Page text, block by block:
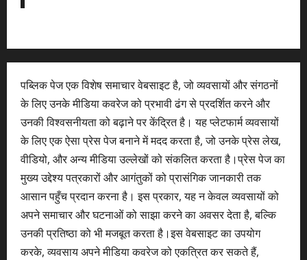
पब्लिक पेज एक विशेष समाचार वेबसाइट है, जो व्यवसायों और संगठनों
के लिए उनके मीडिया कवरेज को प्रभावी ढंग से प्रदर्शित करने और
उनकी विश्वसनीयता को बढ़ाने पर केंद्रित है। यह प्लेटफार्म व्यवसायों
के लिए एक ऐसा प्रेस पेज बनाने में मदद करता है, जो उनके प्रेस लेख,
वीडियो, और अन्य मीडिया उल्लेखों को संकलित करता है।प्रेस पेज का
मुख्य उद्देश्य पत्रकारों और आगंतुकों को प्रासंगिक जानकारी तक
आसान पहुँच प्रदान करना है। इस प्रकार, यह न केवल व्यवसायों को
अपने समाचार और घटनाओं को साझा करने का अवसर देता है, बल्कि
उनकी प्रतिष्ठा को भी मजबूत करता है।इस वेबसाइट का उपयोग
करके, व्यवसाय अपने मीडिया कवरेज को एकत्रित कर सकते हैं,